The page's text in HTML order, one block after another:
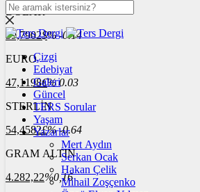
DOLAR
39,7902$% -0.14
EURO
47,1198€% 0.03
STERLİN
54,4582£% -0.64
GRAM ALTIN
4.282,22%0,16
Çizgi
Edebiyat
Galeri
Güncel
TERS Sorular
Yaşam
Yazarlar
Mert Aydın
Serkan Ocak
Hakan Çelik
Mihail Zoşçenko